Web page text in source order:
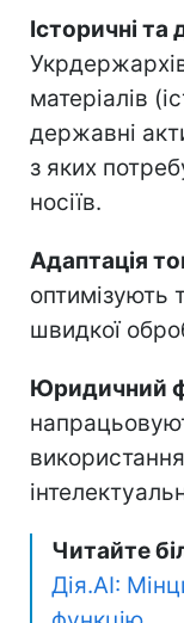
Історичні та
матеріалів
державні
з яких
носіїв.
Адаптація
оптимізують
швидкої
Юридичний
Читайте
Дія.AI: